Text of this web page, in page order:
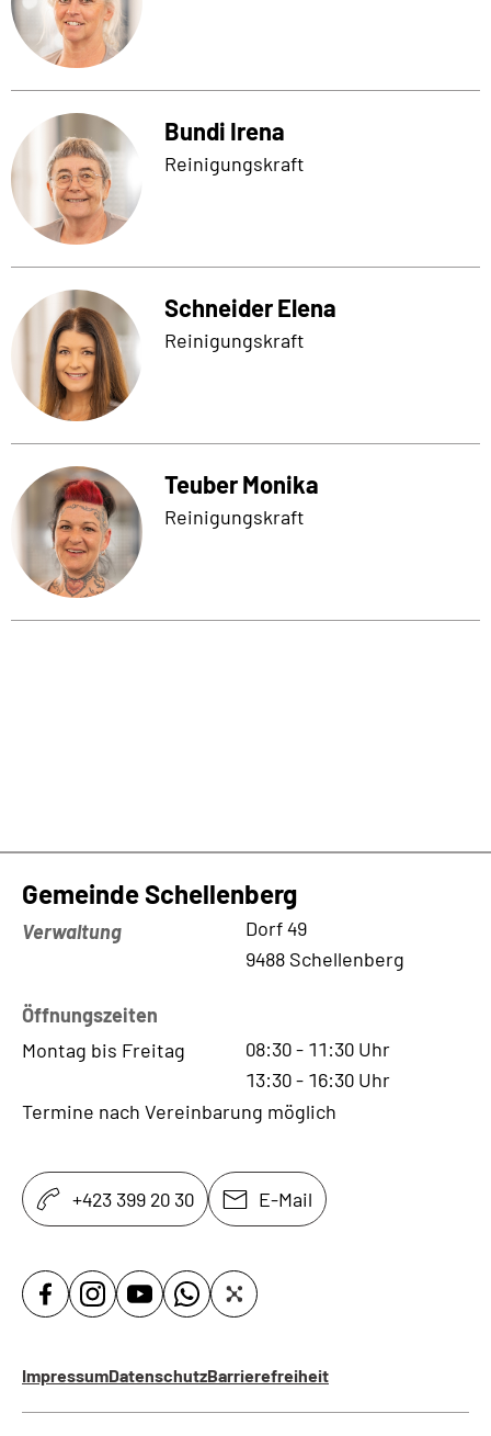
Bundi Irena
Reinigungskraft
Schneider Elena
Reinigungskraft
Teuber Monika
Reinigungskraft
Gemeinde Schellenberg
Verwaltung
Dorf 49
9488 Schellenberg
Öffnungszeiten
Montag bis Freitag
08:30- 11:30 Uhr
13:30- 16:30 Uhr
Termine nach Vereinbarung möglich
+423 399 20 30 E-Mail
ImpressumDatenschutzBarrierefreiheit